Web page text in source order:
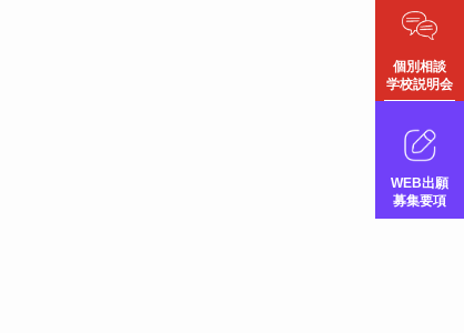
個別相談
学校説明会
WEB出願
募集要項